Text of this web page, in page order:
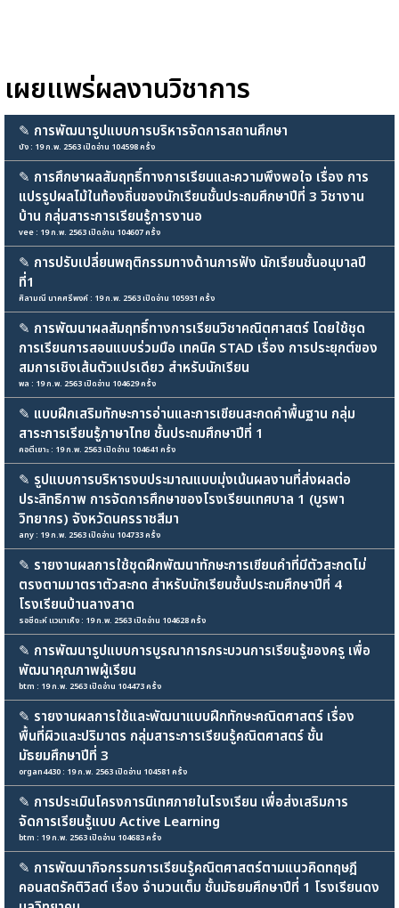
เผยแพร่ผลงานวิชาการ
✎ การพัฒนารูปแบบการบริหารจัดการสถานศึกษา
บัง : 19 ก.พ. 2563 เปิดอ่าน 104598 ครั้ง
✎ การศึกษาผลสัมฤทธิ์ทางการเรียนและความพึงพอใจ เรื่อง การ
แปรรูปผลไม้ในท้องถิ่นของนักเรียนชั้นประถมศึกษาปีที่ 3 วิชางาน
บ้าน กลุ่มสาระการเรียนรู้การงานอ
vee : 19 ก.พ. 2563 เปิดอ่าน 104607 ครั้ง
✎ การปรับเปลี่ยนพฤติกรรมทางด้านการฟัง นักเรียนชั้นอนุบาลปี
ที่1
ศิลามณี นาคศรีพงค์ : 19 ก.พ. 2563 เปิดอ่าน 105931 ครั้ง
✎ การพัฒนาผลสัมฤทธิ์ทางการเรียนวิชาคณิตศาสตร์ โดยใช้ชุด
การเรียนการสอนแบบร่วมมือ เทคนิค STAD เรื่อง การประยุกต์ของ
สมการเชิงเส้นตัวแปรเดียว สำหรับนักเรียน
พล : 19 ก.พ. 2563 เปิดอ่าน 104629 ครั้ง
✎ แบบฝึกเสริมทักษะการอ่านและการเขียนสะกดคำพื้นฐาน กลุ่ม
สาระการเรียนรู้ภาษาไทย ชั้นประถมศึกษาปีที่ 1
คอตีเยาะ : 19 ก.พ. 2563 เปิดอ่าน 104641 ครั้ง
✎ รูปแบบการบริหารงบประมาณแบบมุ่งเน้นผลงานที่ส่งผลต่อ
ประสิทธิภาพ การจัดการศึกษาของโรงเรียนเทศบาล 1 (บูรพา
วิทยากร) จังหวัดนครราชสีมา
any : 19 ก.พ. 2563 เปิดอ่าน 104733 ครั้ง
✎ รายงานผลการใช้ชุดฝึกพัฒนาทักษะการเขียนคำที่มีตัวสะกดไม่
ตรงตามมาตราตัวสะกด สำหรับนักเรียนชั้นประถมศึกษาปีที่ 4
โรงเรียนบ้านลางสาด
รอซีดะห์ แวนาเห็ง : 19 ก.พ. 2563 เปิดอ่าน 104628 ครั้ง
✎ การพัฒนารูปแบบการบูรณาการกระบวนการเรียนรู้ของครู เพื่อ
พัฒนาคุณภาพผู้เรียน
btm : 19 ก.พ. 2563 เปิดอ่าน 104473 ครั้ง
✎ รายงานผลการใช้และพัฒนาแบบฝึกทักษะคณิตศาสตร์ เรื่อง
พื้นที่ผิวและปริมาตร กลุ่มสาระการเรียนรู้คณิตศาสตร์ ชั้น
มัธยมศึกษาปีที่ 3
organ4430 : 19 ก.พ. 2563 เปิดอ่าน 104581 ครั้ง
✎ การประเมินโครงการนิเทศภายในโรงเรียน เพื่อส่งเสริมการ
จัดการเรียนรู้แบบ Active Learning
btm : 19 ก.พ. 2563 เปิดอ่าน 104683 ครั้ง
✎ การพัฒนากิจกรรมการเรียนรู้คณิตศาสตร์ตามแนวคิดทฤษฎี
คอนสตรัคติวิสต์ เรื่อง จำนวนเต็ม ชั้นมัธยมศึกษาปีที่ 1 โรงเรียนดง